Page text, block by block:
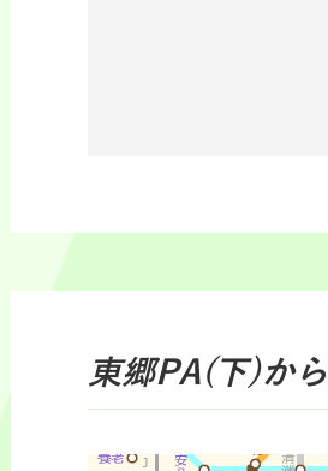
東郷PA(下)か